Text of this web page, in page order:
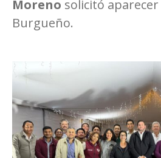
Moreno solicitó aparecer
Burgueño.